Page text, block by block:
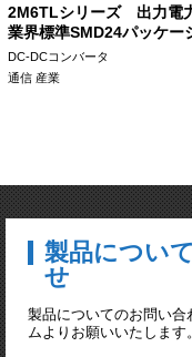
2M6TLシリーズ 出力電
業界標準SMD24パッケー
DC-DCコンバータ
通信 産業
製品につい
せ
製品についてのお問い
ムよりお願いいたしま